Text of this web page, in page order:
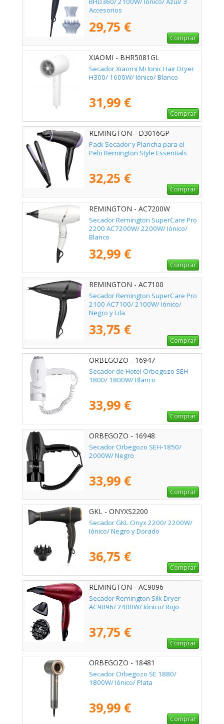
Accesorios
29,75 €
Comprar
XIAOMI - BHR5081GL
Secador Xiaomi Mi Ionic Hair Dryer
H300/ 1600W/ Iónico/ Blanco
31,99 €
Comprar
REMINGTON - D3016GP
Pack Secador y Plancha para el
Pelo Remington Style Essentials
32,25 €
Comprar
REMINGTON - AC7200W
Secador Remington SuperCare Pro
2200 AC7200W/ 2200W/ Iónico/
Blanco
32,99 €
Comprar
REMINGTON - AC7100
Secador Remington SuperCare Pro
2100 AC7100/ 2100W/ Iónico/
Negro y Lila
33,75 €
Comprar
ORBEGOZO - 16947
Secador de Hotel Orbegozo SEH
1800/ 1800W/ Blanco
33,99 €
Comprar
ORBEGOZO - 16948
Secador Orbegozo SEH-1850/
2000W/ Negro
33,99 €
Comprar
GKL - ONYXS2200
Secador GKL Onyx 2200/ 2200W/
Iónico/ Negro y Dorado
36,75 €
Comprar
REMINGTON - AC9096
Secador Remington Silk Dryer
AC9096/ 2400W/ Iónico/ Rojo
37,75 €
Comprar
ORBEGOZO - 18481
Secador Orbegozo SE 1880/
1800W/ Iónico/ Plata
39,99 €
Comprar